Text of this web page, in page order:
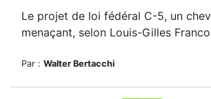
Le projet de loi fédéral C-5, un
menaçant, selon Louis-Gilles
Par : Walter Bertacchi